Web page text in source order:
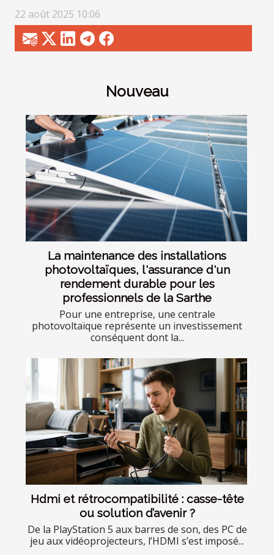
22 août 2025 10:06
Nouveau
La maintenance des installations
photovoltaïques, l'assurance d'un
rendement durable pour les
professionnels de la Sarthe
Pour une entreprise, une centrale
photovoltaïque représente un investissement
conséquent dont la...
Hdmi et rétrocompatibilité : casse-tête
ou solution d’avenir ?
De la PlayStation 5 aux barres de son, des PC de
jeu aux vidéoprojecteurs, l’HDMI s’est imposé...